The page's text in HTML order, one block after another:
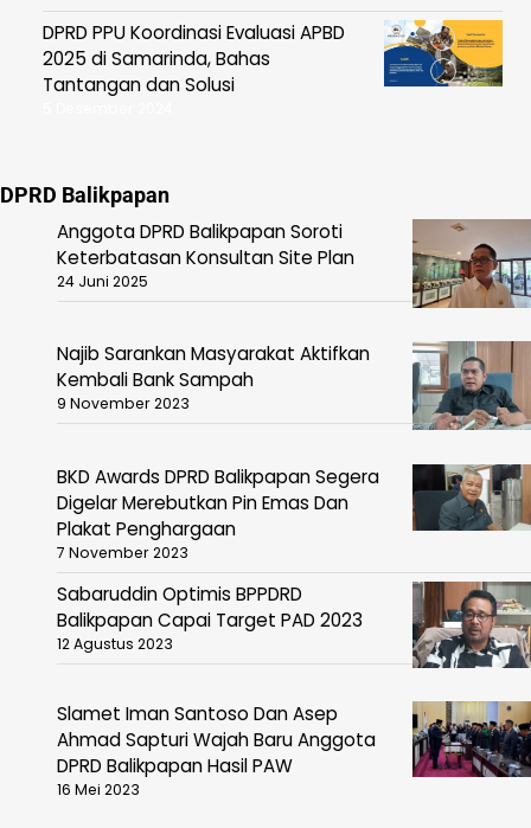
DPRD PPU Koordinasi Evaluasi APBD
2025 di Samarinda, Bahas
Tantangan dan Solusi
DPRD Balikpapan
Anggota DPRD Balikpapan Soroti
Keterbatasan Konsultan Site Plan
24 Juni 2025
Najib Sarankan Masyarakat Aktifkan
Kembali Bank Sampah
9 November 2023
BKD Awards DPRD Balikpapan Segera
Digelar Merebutkan Pin Emas Dan
Plakat Penghargaan
7 November 2023
Sabaruddin Optimis BPPDRD
Balikpapan Capai Target PAD 2023
12 Agustus 2023
Slamet Iman Santoso Dan Asep
Ahmad Sapturi Wajah Baru Anggota
DPRD Balikpapan Hasil PAW
16 Mei 2023